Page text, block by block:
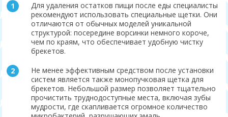
Для удаления остатков пищи после еды специалисты
рекомендуют использовать специальные щетки. Они
отличаются от обычных моделей уникальной
структурой: посередине ворсинки немного короче,
чем по краям, что обеспечивает удобную чистку
брекетов.
Не менее эффективным средством после установки
систем является также монопучковая щетка для
брекетов. Небольшой размер позволяет тщательно
прочистить труднодоступные места, включая зубы
мудрости, где скапливается огромное количество